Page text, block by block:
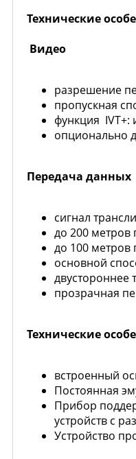
Технические
Видео
разрешение
пропускная
функция IVT+:
опционально
Передача данных
сигнал
до 200 метров
до 100 метров
основной
двустороннее
прозрачная
Технические
встроенный
Постоянная
Прибор
устройств с
Устройство